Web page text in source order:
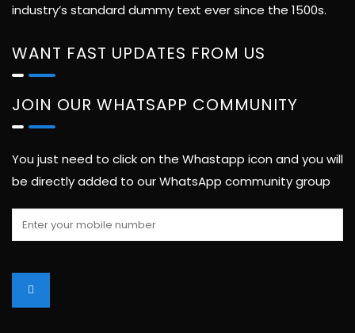
industry’s standard dummy text ever since the 1500s.
WANT FAST UPDATES FROM US
JOIN OUR WHATSAPP COMMUNITY
You just need to click on the Whastapp icon and you will
be directly added to our WhatsApp community group